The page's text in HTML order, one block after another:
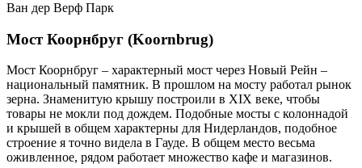
Ван дер Верф Парк
Мост Коорнбруг (Koornbrug)
Мост Коорнбруг – характерный мост через Новый Рейн –
национальный памятник. В прошлом на мосту работал рынок
зерна. Знаменитую крышу построили в XIX веке, чтобы
товары не мокли под дождем. Подобные мосты с колоннадой
и крышей в общем характерны для Нидерландов, подобное
строение я точно видела в Гауде. В общем место весьма
оживленное, рядом работает множество кафе и магазинов.